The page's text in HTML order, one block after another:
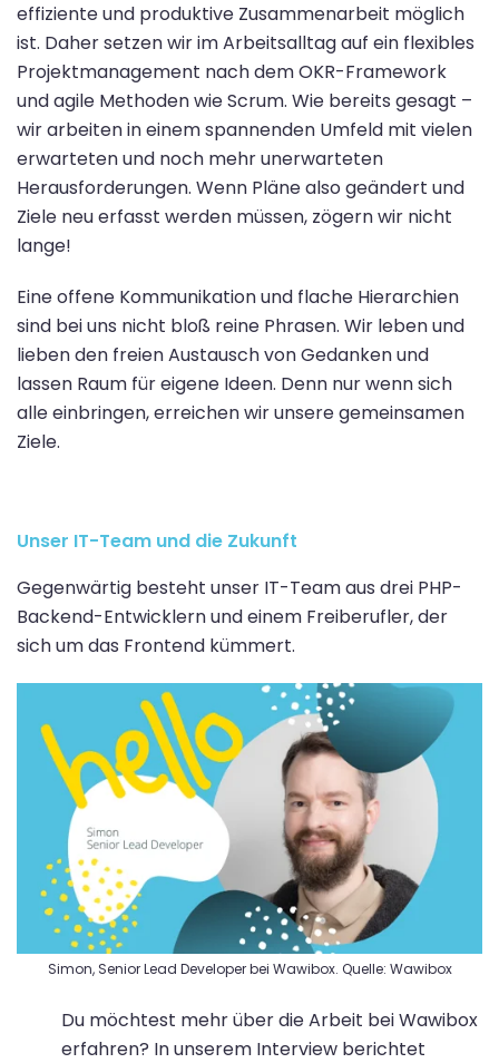
effiziente und produktive Zusammenarbeit möglich
ist. Daher setzen wir im Arbeitsalltag auf ein flexibles
Projektmanagement nach dem OKR-Framework
und agile Methoden wie Scrum. Wie bereits gesagt –
wir arbeiten in einem spannenden Umfeld mit vielen
erwarteten und noch mehr unerwarteten
Herausforderungen. Wenn Pläne also geändert und
Ziele neu erfasst werden müssen, zögern wir nicht
lange!
Eine offene Kommunikation und flache Hierarchien
sind bei uns nicht bloß reine Phrasen. Wir leben und
lieben den freien Austausch von Gedanken und
lassen Raum für eigene Ideen. Denn nur wenn sich
alle einbringen, erreichen wir unsere gemeinsamen
Ziele.
Unser IT-Team und die Zukunft
Gegenwärtig besteht unser IT-Team aus drei PHP-
Backend-Entwicklern und einem Freiberufler, der
sich um das Frontend kümmert.
Simon, Senior Lead Developer bei Wawibox. Quelle: Wawibox
Du möchtest mehr über die Arbeit bei Wawibox
erfahren? In unserem Interview berichtet